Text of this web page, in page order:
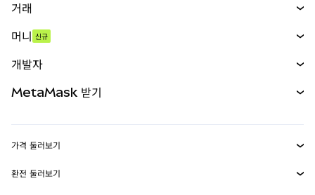
거래
무기한 선물
실물자산
머니 신규
개발자
MetaMask Connect
MetaMask 받기
가격 둘러보기
이더리움 가격
환전 둘러보기